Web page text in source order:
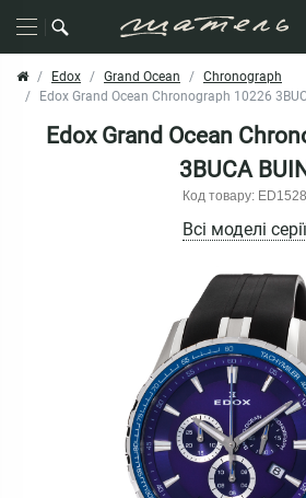
Edox Grand Ocean
Chronograph
Edox Grand Ocean Chronograph 10226
Edox Grand Ocean
3BUCA
Код товару: ED1528
Всі моделі серії